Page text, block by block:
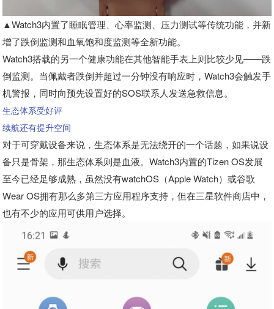
▲Watch3内置了睡眠管理、心率监测、压力测试等传统功能，并新
增了跌倒监测和血氧饱和度监测等全新功能。
Watch3搭载的另一个健康功能在其他智能手表上则比较少见——跌
倒监测。当佩戴者跌倒并超过一分钟没有响应时，Watch3会触发手
机警报，同时向预先设置好的SOS联系人发送急救信息。
生态体系受好评
续航还有提升空间
对于可穿戴设备来说，生态体系是无法绕开的一个话题，如果说设
备只是骨架，那生态体系则是血液。Watch3内置的Tizen OS发展
至今已经足够成熟，虽然没有watchOS（Apple Watch）或谷歌
Wear OS拥有那么多第三方应用程序支持，但在三星软件商店中，
也有不少的应用可供用户选择。